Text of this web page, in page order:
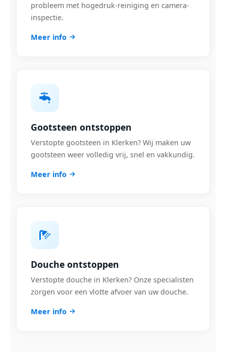
probleem met hogedruk-reiniging en camera-
inspectie.
Meer info
Gootsteen ontstoppen
Verstopte gootsteen in Klerken? Wij maken uw
gootsteen weer volledig vrij, snel en vakkundig.
Meer info
Douche ontstoppen
Verstopte douche in Klerken? Onze specialisten
zorgen voor een vlotte afvoer van uw douche.
Meer info